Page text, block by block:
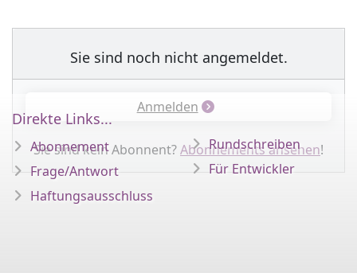
Sie sind noch nicht angemeldet.
Anmelden
Sie sind kein Abonnent?Abonnements ansehen!
Direkte Links...
Abonnement
Frage/Antwort
Haftungsausschluss
Rundschreiben
Für Entwickler